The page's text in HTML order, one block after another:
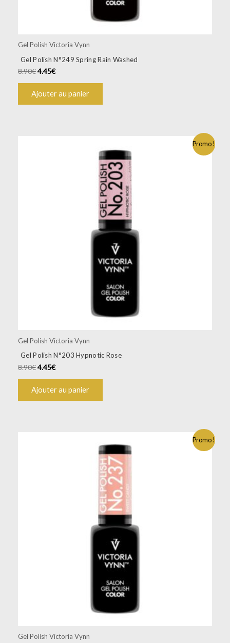
Gel Polish Victoria Vynn
Gel Polish N°249 Spring Rain Washed
8.90€4.45€
Ajouter au panier
Promo !
Gel Polish Victoria Vynn
Gel Polish N°203 Hypnotic Rose
8.90€4.45€
Ajouter au panier
Promo !
Gel Polish Victoria Vynn